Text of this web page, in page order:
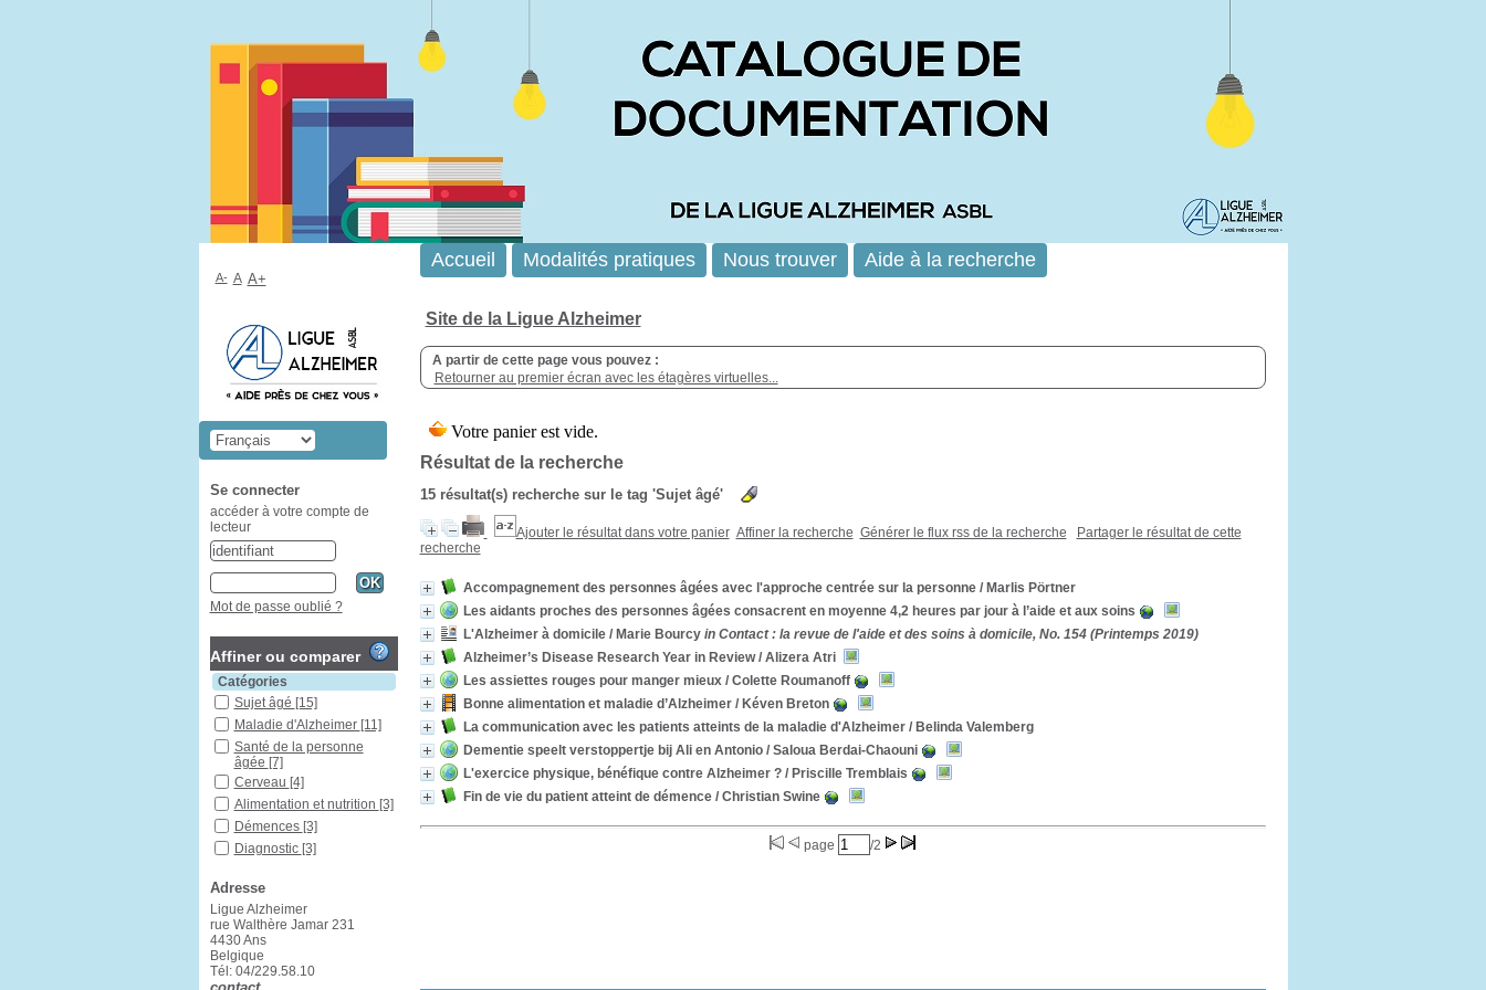
Site de la Ligue Alzheimer
A partir de cette page vous pouvez :
Retourner au premier écran avec les étagères virtuelles...
Résultat de la recherche
15 résultat(s) recherche sur le tag 'Sujet âgé'
Ajouter le résultat dans votre panier Affiner la recherche Générer le flux rss de la recherche
Partager le résultat de cette
recherche
Accompagnement des personnes âgées avec l'approche centrée sur la personne/ Marlis Pörtner
Les aidants proches des personnes âgées consacrent en moyenne 4,2 heures par jour à l’aide et aux soins
L'Alzheimer à domicile/ Marie Bourcy in Contact : la revue de l'aide et des soins à domicile, No. 154 (Printemps 2019)
Alzheimer’s Disease Research Year in Review/ Alizera Atri
Les assiettes rouges pour manger mieux/ Colette Roumanoff
Bonne alimentation et maladie d’Alzheimer/ Kéven Breton
La communication avec les patients atteints de la maladie d'Alzheimer/ Belinda Valemberg
Dementie speelt verstoppertje bij Ali en Antonio/ Saloua Berdai-Chaouni
L'exercice physique, bénéfique contre Alzheimer ?/ Priscille Tremblais
Fin de vie du patient atteint de démence/ Christian Swine
page /2
Accueil Modalités pratiques Nous trouver Aide à la recherche
A- A A+
Se connecter
accéder à votre compte de
lecteur
Mot de passe oublié ?
Affiner ou comparer
Catégories
Sujet âgé [15]
Maladie d'Alzheimer [11]
Santé de la personne
âgée [7]
Cerveau [4]
Alimentation et nutrition [3]
Démences [3]
Diagnostic [3]
Troubles de la mémoire
[3]
Aidant familial[2]
Évolution de la maladie
Lésions encéphaliques
Adresse
Ligue Alzheimer
rue Walthère Jamar 231
4430 Ans
Belgique
Tél: 04/229.58.10